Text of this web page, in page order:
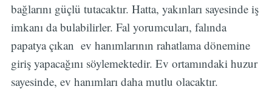
bağlarını güçlü tutacaktır. Hatta, yakınları sayesinde iş
imkanı da bulabilirler. Fal yorumcuları, falında
papatya çıkan ev hanımlarının rahatlama dönemine
giriş yapacağını söylemektedir. Ev ortamındaki huzur
sayesinde, ev hanımları daha mutlu olacaktır.